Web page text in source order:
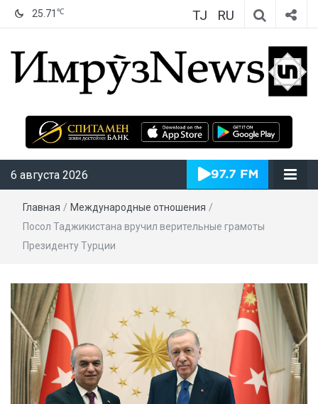
25.71 ℃ TJ RU
ИмрӯзNews
6 августа 2026
Главная / Международные отношения /
Посол Таджикистана вручил верительные грамоты
Президенту Турции